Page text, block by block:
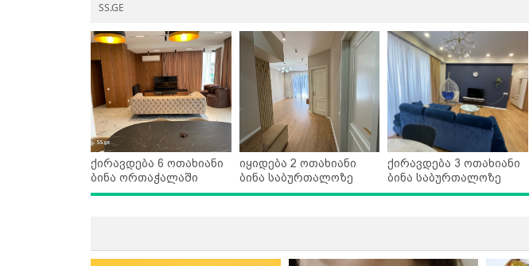
SS.GE
ქირავდება 6 ოთახიანი
ბინა ორთაჭალაში
იყიდება 2 ოთახიანი
ბინა საბურთალოზე
ქირავდება 3 ოთახიანი
ბინა საბურთალოზე